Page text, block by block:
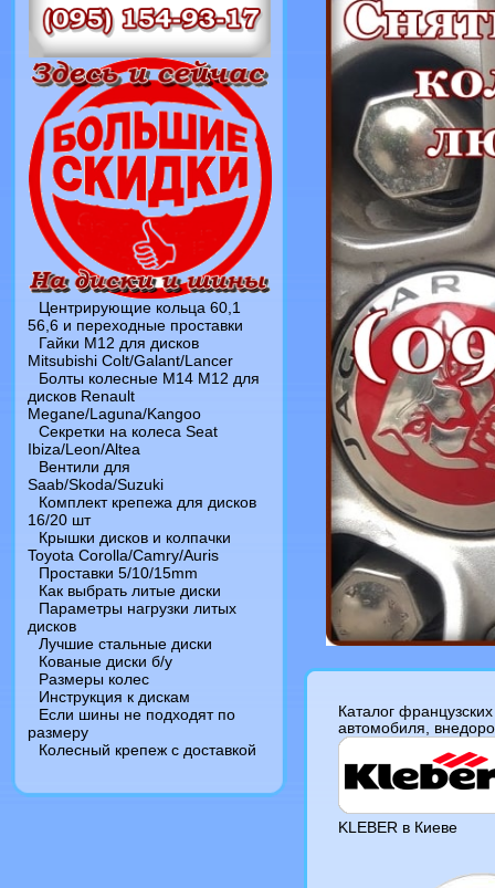
Центрирующие кольца 60,1
56,6 и переходные проставки
Гайки M12 для дисков
Mitsubishi Colt/Galant/Lancer
Болты колесные M14 M12 для
дисков Renault
Megane/Laguna/Kangoo
Секретки на колеса Seat
Ibiza/Leon/Altea
Вентили для
Saab/Skoda/Suzuki
Комплект крепежа для дисков
16/20 шт
Крышки дисков и колпачки
Toyota Corolla/Camry/Auris
Проставки 5/10/15mm
Как выбрать литые диски
Параметры нагрузки литых
дисков
Лучшие стальные диски
Кованые диски б/у
Размеры колес
Инструкция к дискам
Если шины не подходят по
размеру
Колесный крепеж с доставкой
Каталог
автомобиля,
KLEBER в Киеве